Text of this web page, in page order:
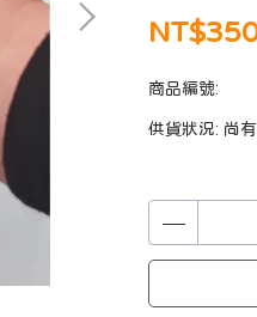
商品編號:
供貨狀況: 尚